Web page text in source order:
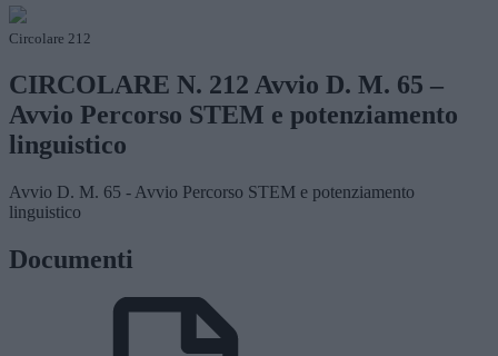
Circolare 212
CIRCOLARE N. 212 Avvio D. M. 65 –
Avvio Percorso STEM e potenziamento
linguistico
Avvio D. M. 65 - Avvio Percorso STEM e potenziamento
linguistico
Documenti